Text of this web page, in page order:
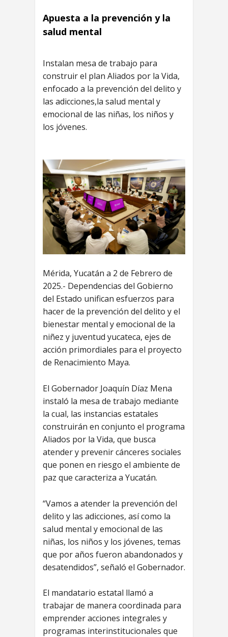
Apuesta a la prevención y la
salud mental
Instalan mesa de trabajo para
construir el plan Aliados por la Vida,
enfocado a la prevención del delito y
las adicciones,la salud mental y
emocional de las niñas, los niños y
los jóvenes.
Mérida, Yucatán a 2 de Febrero de
2025.- Dependencias del Gobierno
del Estado unifican esfuerzos para
hacer de la prevención del delito y el
bienestar mental y emocional de la
niñez y juventud yucateca, ejes de
acción primordiales para el proyecto
de Renacimiento Maya.
El Gobernador Joaquín Díaz Mena
instaló la mesa de trabajo mediante
la cual, las instancias estatales
construirán en conjunto el programa
Aliados por la Vida, que busca
atender y prevenir cánceres sociales
que ponen en riesgo el ambiente de
paz que caracteriza a Yucatán.
“Vamos a atender la prevención del
delito y las adicciones, así como la
salud mental y emocional de las
niñas, los niños y los jóvenes, temas
que por años fueron abandonados y
desatendidos”, señaló el Gobernador.
El mandatario estatal llamó a
trabajar de manera coordinada para
emprender acciones integrales y
programas interinstitucionales que